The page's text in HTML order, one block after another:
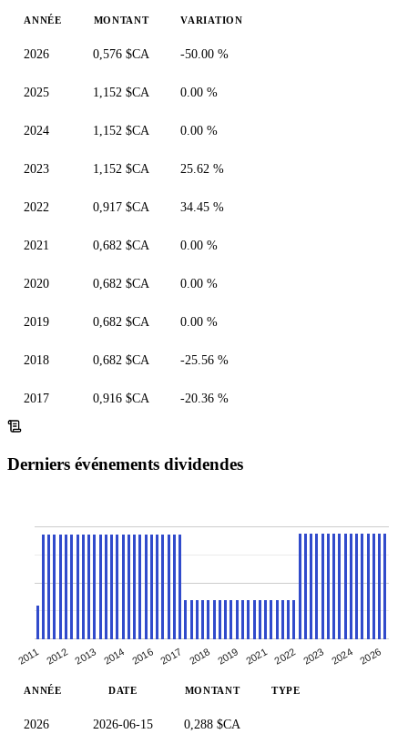
ANNÉE MONTANT VARIATION
2026 0,576 $CA -50.00 %
2025 1,152 $CA 0.00 %
2024 1,152 $CA 0.00 %
2023 1,152 $CA 25.62 %
2022 0,917 $CA 34.45 %
2021 0,682 $CA 0.00 %
2020 0,682 $CA 0.00 %
2019 0,682 $CA 0.00 %
2018 0,682 $CA -25.56 %
2017 0,916 $CA -20.36 %
Derniers événements dividendes
2011 2012 2013 2014 2016 2017 2018 2019 2021 2022 2023 2024 2026
ANNÉE DATE MONTANT TYPE
2026 2026-06-15 0,288 $CA